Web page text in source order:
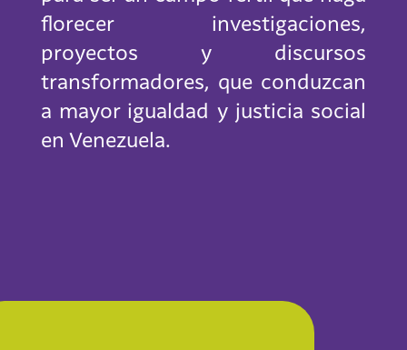
florecer investigaciones,
proyectos y discursos
transformadores, que conduzcan
a mayor igualdad y justicia social
en Venezuela.